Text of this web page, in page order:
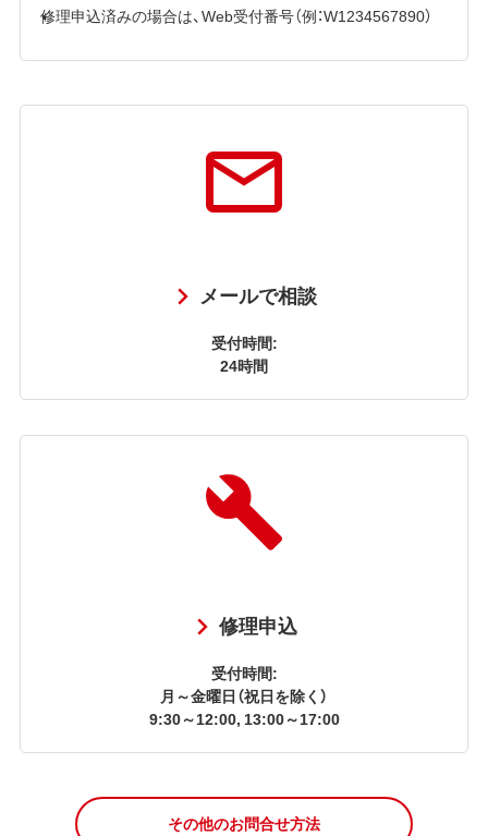
修理申込済みの場合は、Web受付番号（例：W1234567890）
メールで相談
受付時間:
24時間
修理申込
受付時間:
月～金曜日（祝日を除く）
9:30～12:00, 13:00～17:00
その他のお問合せ方法